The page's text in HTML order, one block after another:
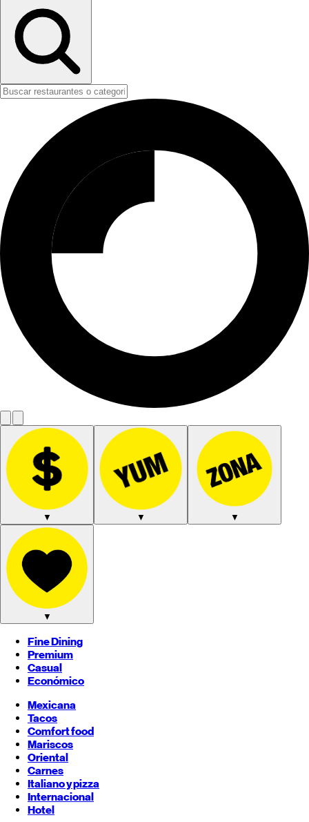
▼ ▼ ▼
▼
Fine Dining
Premium
Casual
Económico
Mexicana
Tacos
Comfort food
Mariscos
Oriental
Carnes
Italiano y pizza
Internacional
Hotel